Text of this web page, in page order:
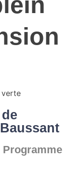
expansion
Programme